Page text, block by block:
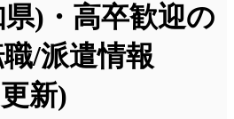
)・高卒歓迎の
/派遣情報
新)